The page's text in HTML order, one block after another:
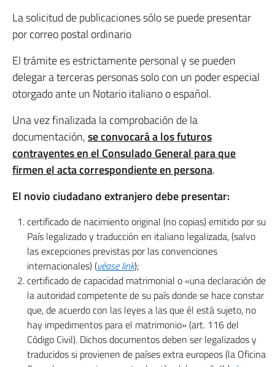
La solicitud de publicaciones sólo se puede presentar
por correo postal ordinario
El trámite es estrictamente personal y se pueden
delegar a terceras personas solo con un poder especial
otorgado ante un Notario italiano o español.
Una vez finalizada la comprobación de la
documentación,se convocará a los futuros
contrayentes en el Consulado General para que
firmen el acta correspondiente en persona.
El novio ciudadano extranjero debe presentar:
certificado de nacimiento original (no copias) emitido por su
País legalizado y traducción en italiano legalizada, (salvo
las excepciones previstas por las convenciones
internacionales) (véase link);
certificado de capacidad matrimonial o «una declaración de
la autoridad competente de su país donde se hace constar
que, de acuerdo con las leyes a las que él está sujeto, no
hay impedimentos para el matrimonio» (art. 116 del
Código Civil). Dichos documentos deben ser legalizados y
traducidos si provienen de países extra europeos (la Oficina